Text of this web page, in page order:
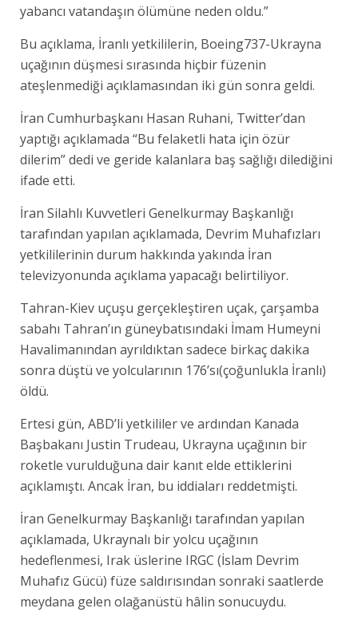
yabancı vatandaşın ölümüne neden oldu.”
Bu açıklama, İranlı yetkililerin, Boeing737-Ukrayna
uçağının düşmesi sırasında hiçbir füzenin
ateşlenmediği açıklamasından iki gün sonra geldi.
İran Cumhurbaşkanı Hasan Ruhani, Twitter’dan
yaptığı açıklamada “Bu felaketli hata için özür
dilerim” dedi ve geride kalanlara baş sağlığı dilediğini
ifade etti.
İran Silahlı Kuvvetleri Genelkurmay Başkanlığı
tarafından yapılan açıklamada, Devrim Muhafızları
yetkililerinin durum hakkında yakında İran
televizyonunda açıklama yapacağı belirtiliyor.
Tahran-Kiev uçuşu gerçekleştiren uçak, çarşamba
sabahı Tahran’ın güneybatısındaki İmam Humeyni
Havalimanından ayrıldıktan sadece birkaç dakika
sonra düştü ve yolcularının 176’sı(çoğunlukla İranlı)
öldü.
Ertesi gün, ABD’li yetkililer ve ardından Kanada
Başbakanı Justin Trudeau, Ukrayna uçağının bir
roketle vurulduğuna dair kanıt elde ettiklerini
açıklamıştı. Ancak İran, bu iddiaları reddetmişti.
İran Genelkurmay Başkanlığı tarafından yapılan
açıklamada, Ukraynalı bir yolcu uçağının
hedeflenmesi, Irak üslerine IRGC (İslam Devrim
Muhafız Gücü) füze saldırısından sonraki saatlerde
meydana gelen olağanüstü hâlin sonucuydu.